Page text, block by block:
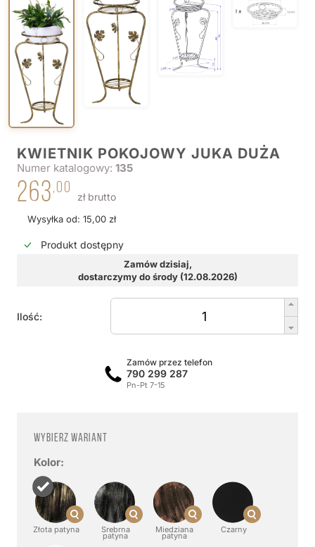
KWIETNIK POKOJOWY JUKA DUŻA
Numer katalogowy: 135
263,00
zł brutto
Wysyłka od: 15,00 zł
Produkt dostępny
Zamów dzisiaj,
dostarczymy do środy (12.08.2026)
Ilość:
Zamów przez telefon
790 299 287
Pn-Pt 7-15
Wybierz wariant
Kolor:
Złota patyna Srebrna
patyna
Miedziana
patyna
Czarny